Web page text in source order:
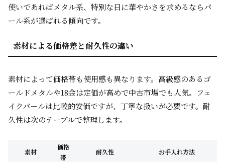
使いであればメタル系、特別な日に華やかさを求めるならパ
ール系が選ばれる傾向です。
素材による価格差と耐久性の違い
素材によって価格帯も使用感も異なります。高級感のあるゴ
ールドメタルや18金は定価が高めで中古市場でも人気。フェ
イクパールは比較的安価ですが、丁寧な扱いが必要です。耐
久性は次のテーブルで整理します。
素材
価格
帯
耐久性 お手入れ方法